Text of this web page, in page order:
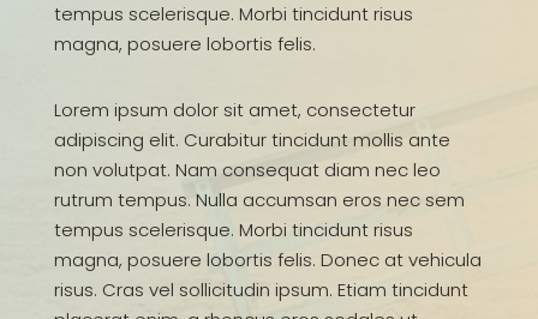
tempus scelerisque. Morbi tincidunt risus
magna, posuere lobortis felis.
Lorem ipsum dolor sit amet, consectetur
adipiscing elit. Curabitur tincidunt mollis ante
non volutpat. Nam consequat diam nec leo
rutrum tempus. Nulla accumsan eros nec sem
tempus scelerisque. Morbi tincidunt risus
magna, posuere lobortis felis. Donec at vehicula
risus. Cras vel sollicitudin ipsum. Etiam tincidunt